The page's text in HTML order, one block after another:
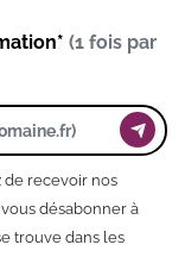
(1 fois par
de recevoir nos
désabonner à
trouve dans les